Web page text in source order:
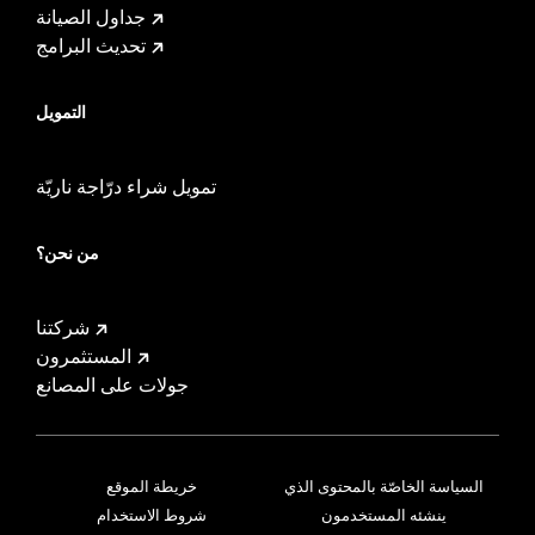
جداول الصيانة
تحديث البرامج
التمويل
تمويل شراء درّاجة ناريّة
من نحن؟
شركتنا
المستثمرون
جولات على المصانع
خريطة الموقع
شروط الاستخدام
السياسة الخاصّة بالمحتوى الذي
ينشئه المستخدمون